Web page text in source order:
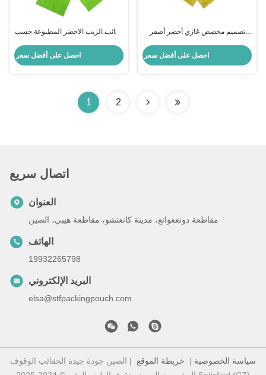
حقائب الزيب الاخضر المطبوعة حسب
الورقية مع زيب لوك للأغذية ، وقناع
احصل على أفضل سعر
تصميم مخصص غازي أخضر أصفر
مسطحة مع ورق طلاء لعبوة الطعام
احصل على أفضل سعر
1 2
اتصال سريع
العنوان
مقاطعة دونغغوانغ، مدينة كانغتشو، مقاطعة هيبي، الصين
الهاتف
19932265798
البريد الإلكتروني
elsa@stfpackingpouch.com
سياسة الخصوصية | خريطة الموقع | الصين جودة جيدة الحقائب الوقوف